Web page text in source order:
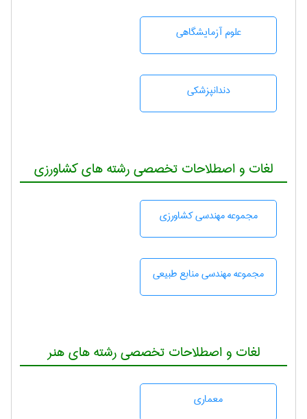
علوم آزمايشگاهی
دندانپزشكی
لغات و اصطلاحات تخصصی رشته های کشاورزی
مجموعه مهندسی كشاورزی
مجموعه مهندسی منابع طبيعی
لغات و اصطلاحات تخصصی رشته های هنر
معماری